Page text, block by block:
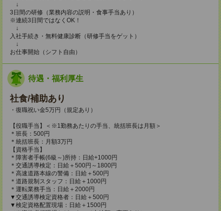
↓
3日間の研修（業務内容の説明・食事手当あり）
※連続3日間ではなくOK！
↓
入社手続き・無料健康診断（研修手当をゲット）
↓
お仕事開始（シフト自由）
待遇・福利厚生
社食/補助あり
・復職祝い金5万円（規定あり）
【役職手当】＜※1勤務あたりの手当、統括班長は月額＞
＊班長：500円
＊統括班長：月額3万円
【資格手当】
＊障害者手帳(6級～)所持：日給+1000円
＊交通誘導検定：日給＋500円～1800円
＊高速道路本線の警備：日給＋500円
＊道路規制スタッフ：日給＋1000円
＊運転業務手当：日給＋2000円
▼交通誘導検定資格者：日給＋500円
▼検定資格配置現場：日給＋1500円